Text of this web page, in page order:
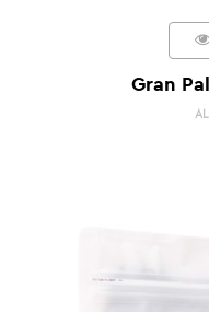
Gran